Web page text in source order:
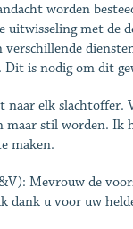
worden
uitwisseling met de
verschillende
Dit is nodig om dit
elk slachtoffer.
maar stil worden. Ik
maken.
Mevrouw de
dank u voor uw